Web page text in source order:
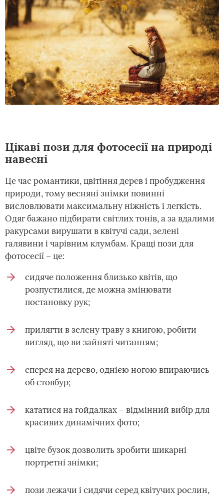
Цікаві пози для фотосесії на природі
навесні
Це час романтики, цвітіння дерев і пробудження
природи, тому весняні знімки повинні
висловлювати максимальну ніжність і легкість.
Одяг бажано підбирати світлих тонів, а за вдалими
ракурсами вирушати в квітучі сади, зелені
галявини і чарівним клумбам. Кращі пози для
фотосесії – це:
сидяче положення близько квітів, що
розпустилися, де можна змінювати
постановку рук;
прилягти в зелену траву з книгою, робити
вигляд, що ви зайняті читанням;
сперся на дерево, однією ногою впираючись
об стовбур;
кататися на гойдалках – відмінний вибір для
красивих динамічних фото;
цвіте бузок дозволить зробити шикарні
портретні знімки;
пози лежачи і сидячи серед квітучих рослин,